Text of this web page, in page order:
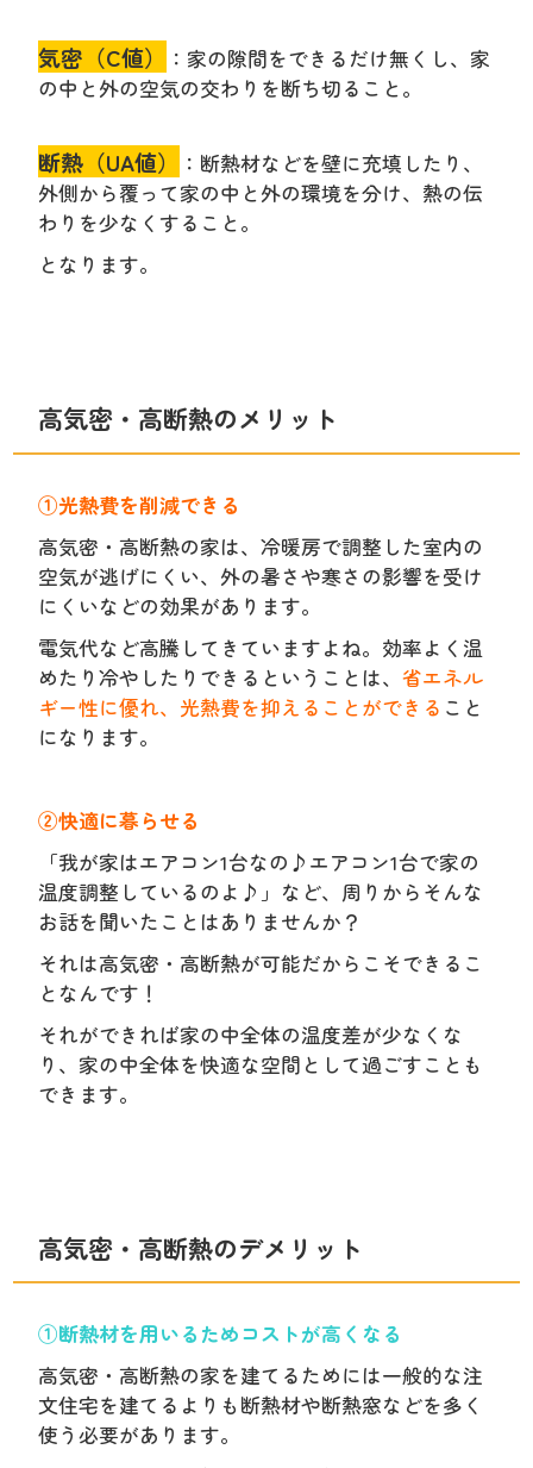
気密（C値）
：家の隙間をできるだけ無くし、家
の中と外の空気の交わりを断ち切ること。
断熱（UA値）
：断熱材などを壁に充填したり、
外側から覆って家の中と外の環境を分け、熱の伝
わりを少なくすること。
となります。
高気密・高断熱のメリット
①光熱費を削減できる
高気密・高断熱の家は、冷暖房で調整した室内の
空気が逃げにくい、外の暑さや寒さの影響を受け
にくいなどの効果があります。
電気代など高騰してきていますよね。効率よく温
めたり冷やしたりできるということは、省エネル
ギー性に優れ、光熱費を抑えることができる こと
になります。
②快適に暮らせる
「我が家はエアコン1台なの♪エアコン1台で家の
温度調整しているのよ♪」など、周りからそんな
お話を聞いたことはありませんか？
それは高気密・高断熱が可能だからこそできるこ
となんです！
それができれば家の中全体の温度差が少なくな
り、家の中全体を快適な空間として過ごすことも
できます。
高気密・高断熱のデメリット
①断熱材を用いるためコストが高くなる
高気密・高断熱の家を建てるためには一般的な注
文住宅を建てるよりも断熱材や断熱窓などを多く
使う必要があります。